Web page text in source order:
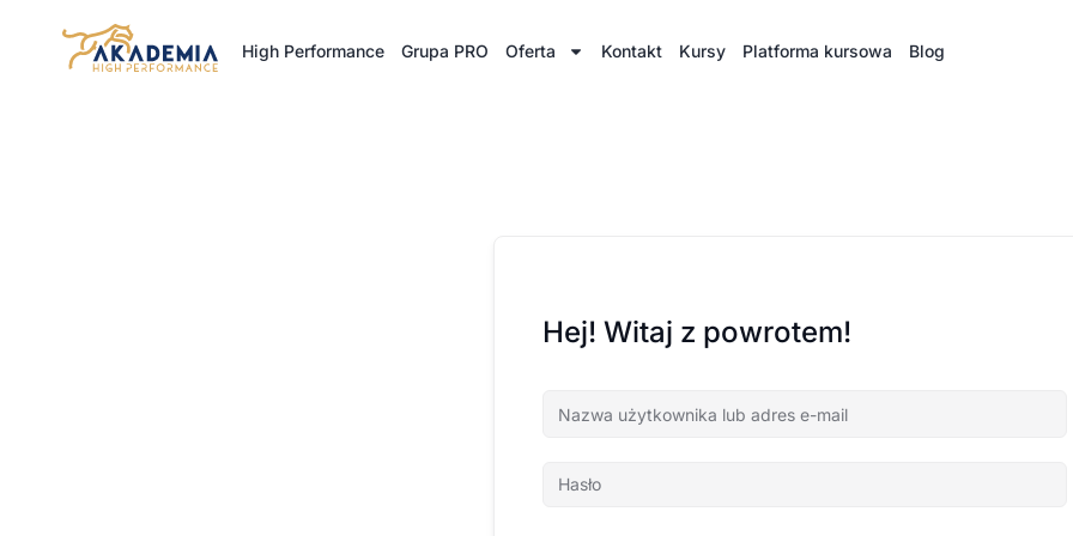
High Performance Grupa PRO Oferta Kontakt Kursy Platforma kursowa Blog
Hej! Witaj z powrotem!